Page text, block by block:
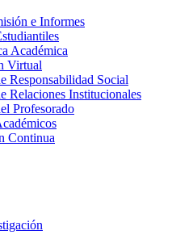
e Informes
Académica
Virtual
Responsabilidad Social
Relaciones Institucionales
Profesorado
Continua